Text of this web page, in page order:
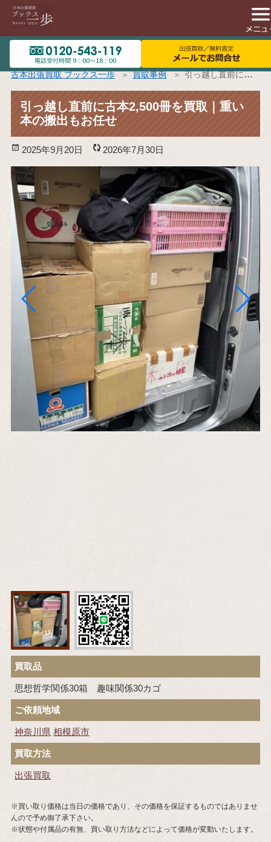
古本出張買取 ブックス一歩 買取事例 引っ越し直前に古本2,500冊を買取｜重い本の搬出もお任せ
引っ越し直前に古本2,500冊を買取｜重い
本の搬出もお任せ
投
稿
日:
2025年9月20日
更
新
日:
2026年7月30日
買取品
思想哲学関係30箱 趣味関係30カゴ
ご依頼地域
神奈川県 相模原市
買取方法
出張買取
※買い取り価格は当日の価格であり、その価格を保証するものではありませ
んので予め御了承下さい。
※状態や付属品の有無、買い取り方法などによって価格が変動いたします。